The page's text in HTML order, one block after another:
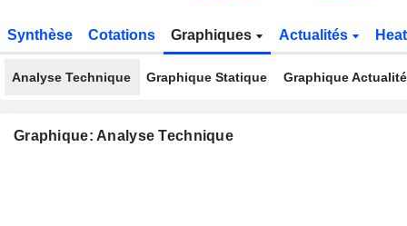
Synthèse Cotations Graphiques Actualités
Analyse Technique Graphique Statique Graphique
Graphique: Analyse Technique